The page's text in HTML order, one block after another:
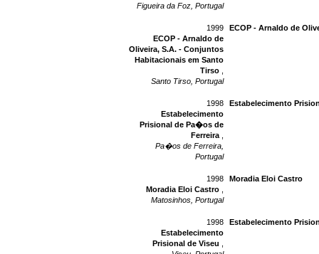
Figueira da Foz, Portugal
1999
ECOP - Arnaldo de
Oliveira, S.A. - Conjuntos
Habitacionais em Santo
Tirso
Santo Tirso, Portugal
ECOP - Arnaldo de
1998
Estabelecimento
Prisional de Pa�os de
Ferreira
Pa�os de Ferreira,
Portugal
Estabelecimento
1998
Moradia Eloi Castro
Matosinhos, Portugal
Moradia Eloi Castro
1998
Estabelecimento
Prisional de Viseu
Estabelecimento